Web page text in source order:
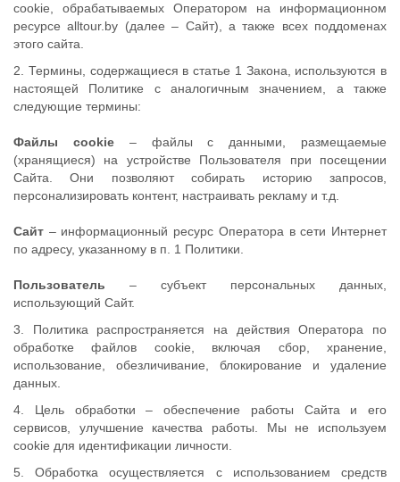
cookie, обрабатываемых Оператором на информационном
ресурсе alltour.by (далее – Сайт), а также всех поддоменах
этого сайта.
2. Термины, содержащиеся в статье 1 Закона, используются в
настоящей Политике с аналогичным значением, а также
следующие термины:
Файлы cookie– файлы с данными, размещаемые
(хранящиеся) на устройстве Пользователя при посещении
Сайта. Они позволяют собирать историю запросов,
персонализировать контент, настраивать рекламу и т.д.
Сайт – информационный ресурс Оператора в сети Интернет
по адресу, указанному в п. 1 Политики.
Пользователь – субъект персональных данных,
использующий Сайт.
3. Политика распространяется на действия Оператора по
обработке файлов cookie, включая сбор, хранение,
использование, обезличивание, блокирование и удаление
данных.
4. Цель обработки – обеспечение работы Сайта и его
сервисов, улучшение качества работы. Мы не используем
cookie для идентификации личности.
5. Обработка осуществляется с использованием средств